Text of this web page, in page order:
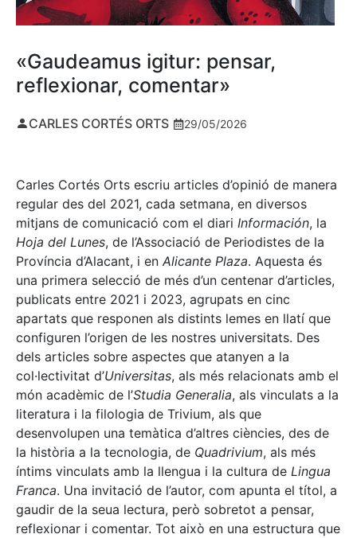
«Gaudeamus igitur: pensar,
reflexionar, comentar»
CARLES CORTÉS ORTS 29/05/2026
Carles Cortés Orts escriu articles d’opinió de manera
regular des del 2021, cada setmana, en diversos
mitjans de comunicació com el diari Información, la
Hoja del Lunes, de l’Associació de Periodistes de la
Província d’Alacant, i en Alicante Plaza. Aquesta és
una primera selecció de més d’un centenar d’articles,
publicats entre 2021 i 2023, agrupats en cinc
apartats que responen als distints lemes en llatí que
configuren l’origen de les nostres universitats. Des
dels articles sobre aspectes que atanyen a la
col·lectivitat d’Universitas, als més relacionats amb el
món acadèmic de l’Studia Generalia, als vinculats a la
literatura i la filologia de Trivium, als que
desenvolupen una temàtica d’altres ciències, des de
la història a la tecnologia, de Quadrivium, als més
íntims vinculats amb la llengua i la cultura de Lingua
Franca. Una invitació de l’autor, com apunta el títol, a
gaudir de la seua lectura, però sobretot a pensar,
reflexionar i comentar. Tot això en una estructura que